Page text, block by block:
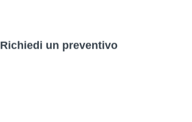
Richiedi un preventivo